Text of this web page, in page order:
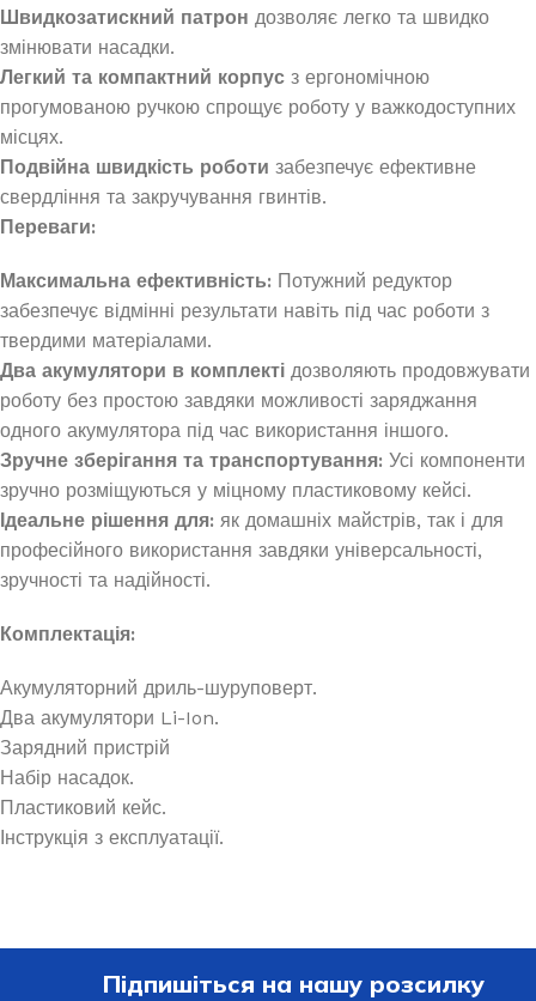
Швидкозатискний патрон дозволяє легко та швидко
змінювати насадки.
Легкий та компактний корпус з ергономічною
прогумованою ручкою спрощує роботу у важкодоступних
місцях.
Подвійна швидкість роботи забезпечує ефективне
свердління та закручування гвинтів.
Переваги:
Максимальна ефективність: Потужний редуктор
забезпечує відмінні результати навіть під час роботи з
твердими матеріалами.
Два акумулятори в комплекті дозволяють продовжувати
роботу без простою завдяки можливості заряджання
одного акумулятора під час використання іншого.
Зручне зберігання та транспортування: Усі компоненти
зручно розміщуються у міцному пластиковому кейсі.
Ідеальне рішення для: як домашніх майстрів, так і для
професійного використання завдяки універсальності,
зручності та надійності.
Комплектація:
Акумуляторний дриль-шуруповерт.
Два акумулятори Li-Ion.
Зарядний пристрій
Набір насадок.
Пластиковий кейс.
Інструкція з експлуатації.
Підпишіться на нашу розсилку